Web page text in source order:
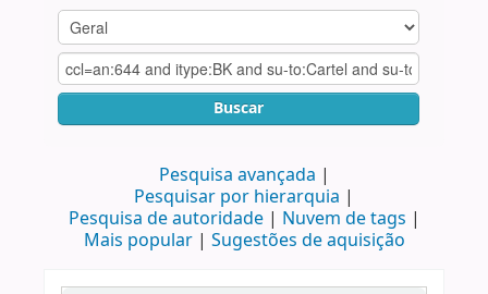
Buscar
Pesquisa avançada
Pesquisar por hierarquia
Pesquisa de autoridade
Nuvem de tags
Mais popular
Sugestões de aquisição